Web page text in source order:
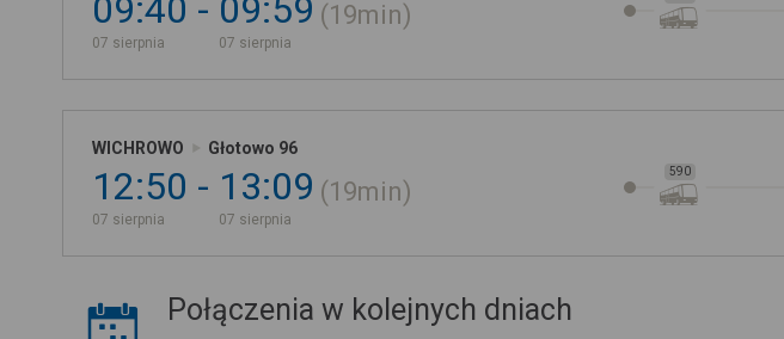
09:40
07 sierpnia
09:59
07 sierpnia
19min
WICHROWO Głotowo 96
12:50
07 sierpnia
13:09
07 sierpnia
19min
590
Połączenia w kolejnych dniach